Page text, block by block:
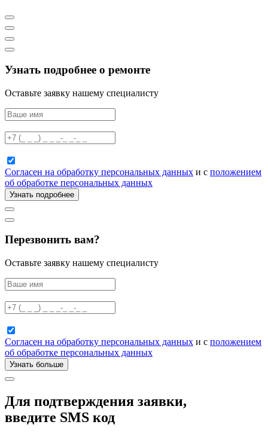
Узнать подробнее о ремонте
Оставьте заявку нашему специалисту
Согласен на обработку персональных данных и с положением
об обработке персональных данных
Узнать подробнее
Перезвонить вам?
Оставьте заявку нашему специалисту
Согласен на обработку персональных данных и с положением
об обработке персональных данных
Узнать больше
Для подтверждения заявки,
введите SMS код